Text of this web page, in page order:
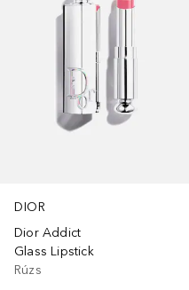
DIOR
Dior Addict
Glass Lipstick
Rúzs